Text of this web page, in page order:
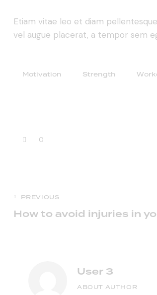
Etiam vitae leo et diam
vel augue placerat, a tempor sem
Motivation Strength
0
Post
PREVIOUS
How to avoid injuries in
User 3
ABOUT AUTHOR